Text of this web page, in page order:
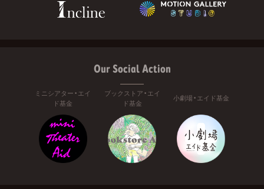
Our Social Action
ミニシアター・エイ
ド基金
ブックストア・エイ
ド基金
小劇場・エイド基金